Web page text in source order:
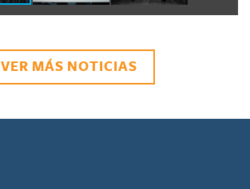
VER MÁS NOTICIAS